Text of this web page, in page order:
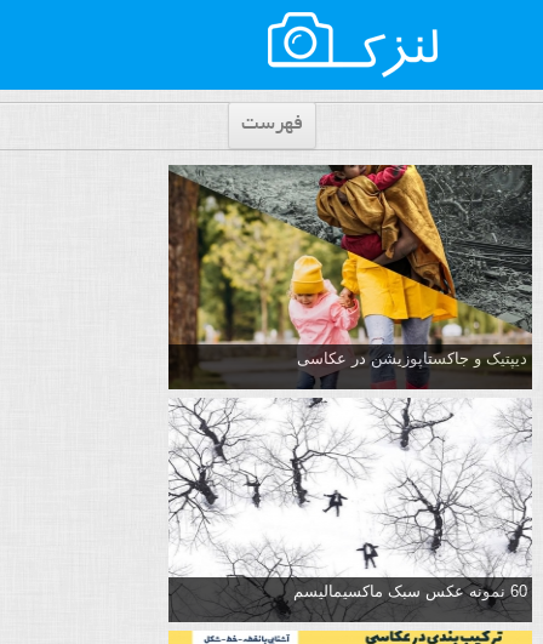
فهرست
دیپتیک و جاکستا‌پوزیشن در عکاسی
60 نمونه عکس سبک ماکسیمالیسم